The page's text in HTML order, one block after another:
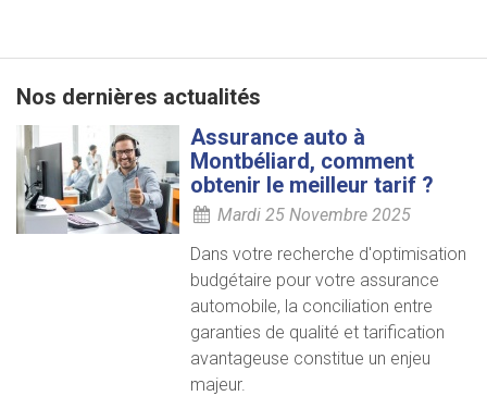
Nos dernières actualités
Assurance auto à
Montbéliard, comment
obtenir le meilleur tarif ?
Mardi 25 Novembre 2025
Dans votre recherche d'optimisation
budgétaire pour votre assurance
automobile, la conciliation entre
garanties de qualité et tarification
avantageuse constitue un enjeu
majeur.